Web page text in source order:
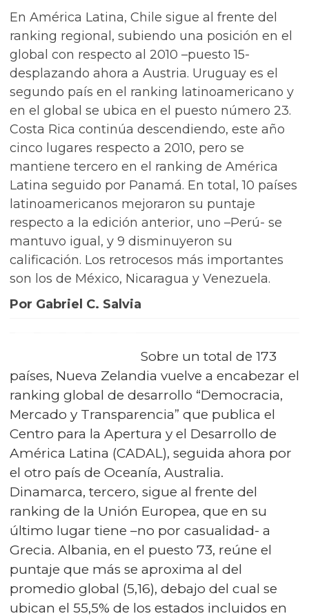
En América Latina, Chile sigue al frente del
ranking regional, subiendo una posición en el
global con respecto al 2010 –puesto 15-
desplazando ahora a Austria. Uruguay es el
segundo país en el ranking latinoamericano y
en el global se ubica en el puesto número 23.
Costa Rica continúa descendiendo, este año
cinco lugares respecto a 2010, pero se
mantiene tercero en el ranking de América
Latina seguido por Panamá. En total, 10 países
latinoamericanos mejoraron su puntaje
respecto a la edición anterior, uno –Perú- se
mantuvo igual, y 9 disminuyeron su
calificación. Los retrocesos más importantes
son los de México, Nicaragua y Venezuela.
Por Gabriel C. Salvia
Sobre un total de 173
países, Nueva Zelandia vuelve a encabezar el
ranking global de desarrollo “Democracia,
Mercado y Transparencia” que publica el
Centro para la Apertura y el Desarrollo de
América Latina (CADAL), seguida ahora por
el otro país de Oceanía, Australia.
Dinamarca, tercero, sigue al frente del
ranking de la Unión Europea, que en su
último lugar tiene –no por casualidad- a
Grecia. Albania, en el puesto 73, reúne el
puntaje que más se aproxima al del
promedio global (5,16), debajo del cual se
ubican el 55,5% de los estados incluidos en